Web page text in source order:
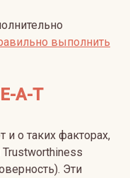
выполнить
A-T
и о таких факторах,
Эти